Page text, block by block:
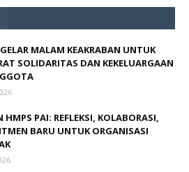
MALAM KEAKRABAN UNTUK
SOLIDARITAS DAN KEKELUARGAAN
HMPS PAI: REFLEKSI, KOLABORASI,
BARU UNTUK ORGANISASI